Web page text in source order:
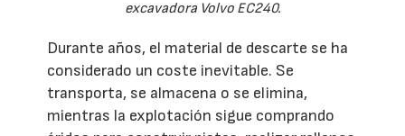
excavadora Volvo EC240.
Durante años, el material de descarte se ha
considerado un coste inevitable. Se
transporta, se almacena o se elimina,
mientras la explotación sigue comprando